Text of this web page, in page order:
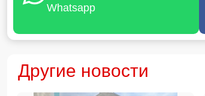
Whatsapp
Другие новости